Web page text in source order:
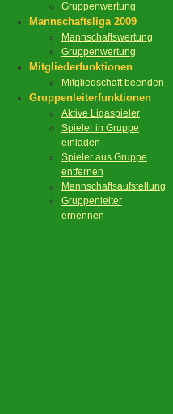
Gruppenwertung
Mannschaftsliga 2009
Mannschaftswertung
Gruppenwertung
Mitgliederfunktionen
Mitgliedschaft beenden
Gruppenleiterfunktionen
Aktive Ligaspieler
Spieler in Gruppe
einladen
Spieler aus Gruppe
entfernen
Mannschaftsaufstellung
Gruppenleiter
ernennen